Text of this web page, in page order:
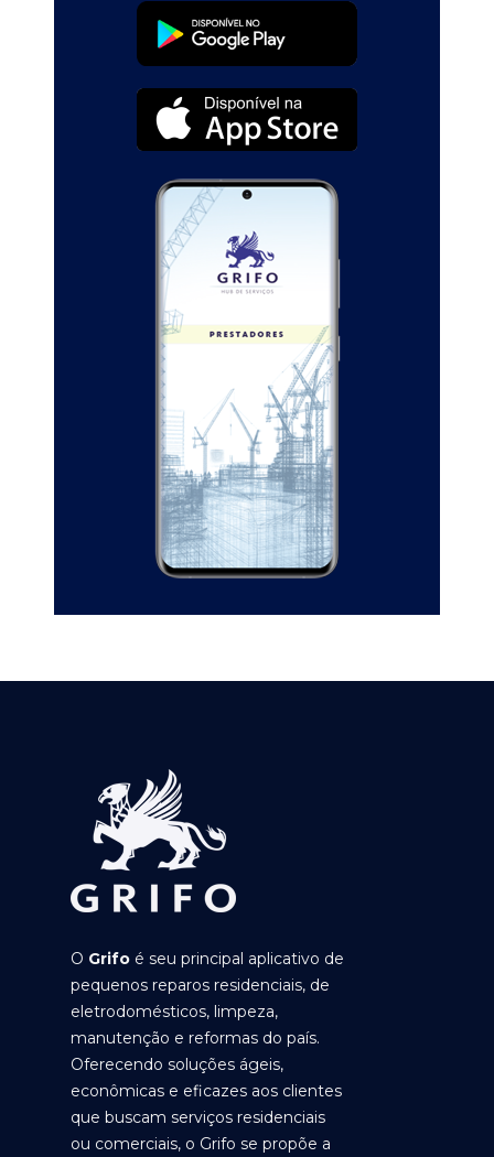
O Grifo é seu principal aplicativo de
pequenos reparos residenciais, de
eletrodomésticos, limpeza,
manutenção e reformas do país.
Oferecendo soluções ágeis,
econômicas e eficazes aos clientes
que buscam serviços residenciais
ou comerciais, o Grifo se propõe a